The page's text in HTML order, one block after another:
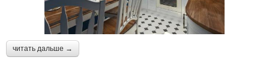
читать дальше →